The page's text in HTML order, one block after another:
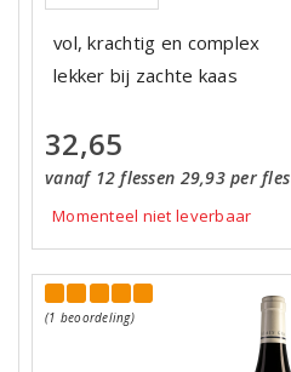
vol, krachtig en complex
lekker bij zachte kaas
32,65
vanaf 12 flessen 29,93 per fles
Momenteel niet leverbaar
(1 beoordeling)